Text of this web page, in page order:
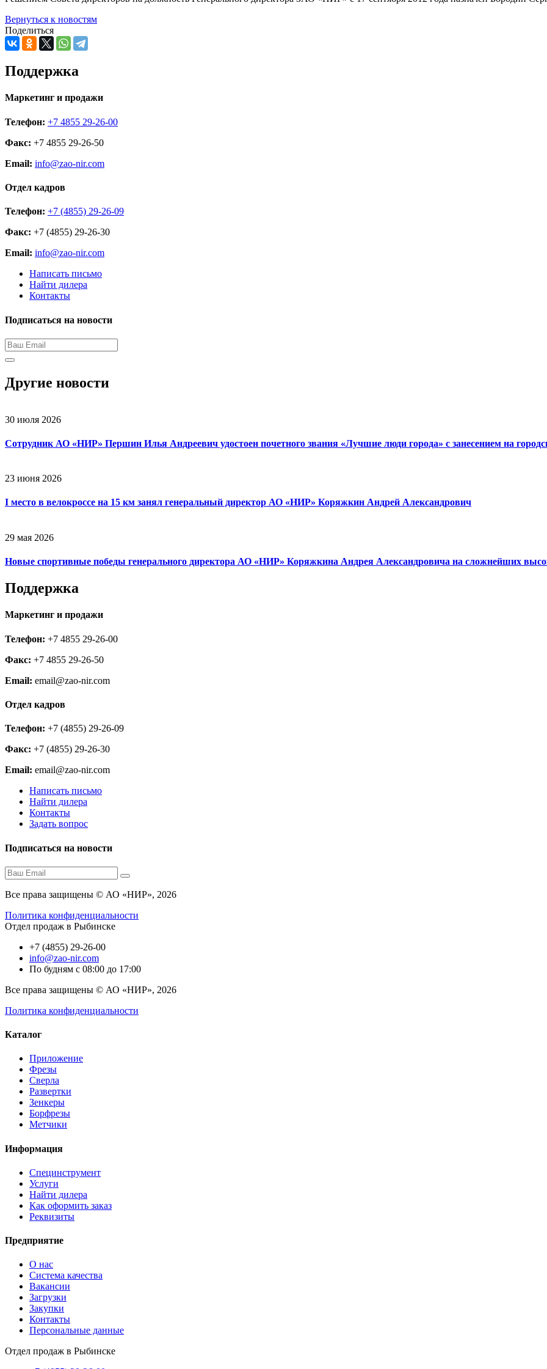
Вернуться к новостям
Поделиться
Поддержка
Маркетинг и продажи
Телефон: +7 4855 29-26-00
Факс: +7 4855 29-26-50
Email: info@zao-nir.com
Отдел кадров
Телефон: +7 (4855) 29-26-09
Факс: +7 (4855) 29-26-30
Email: info@zao-nir.com
Написать письмо
Найти дилера
Контакты
Подписаться на новости
Другие новости
30 июля 2026
Сотрудник АО «НИР» Першин Илья Андреевич удостоен почетного звания «Лучшие люди города» с занесением на
23 июня 2026
I место в велокроссе на 15 км занял генеральный директор АО «НИР» Коряжкин Андрей Александрович
29 мая 2026
Новые спортивные победы генерального директора АО «НИР» Коряжкина Андрея Александровича на сложнейших
Поддержка
Маркетинг и продажи
Телефон: +7 4855 29-26-00
Факс: +7 4855 29-26-50
Email: email@zao-nir.com
Отдел кадров
Телефон: +7 (4855) 29-26-09
Факс: +7 (4855) 29-26-30
Email: email@zao-nir.com
Написать письмо
Найти дилера
Контакты
Задать вопрос
Подписаться на новости
Все права защищены © АО «НИР», 2026
Политика конфиденциальности
Отдел продаж в Рыбинске
+7 (4855) 29-26-00
info@zao-nir.com
По будням с 08:00 до 17:00
Все права защищены © АО «НИР», 2026
Политика конфиденциальности
Каталог
Приложение
Фрезы
Сверла
Развертки
Зенкеры
Борфрезы
Метчики
Информация
Специнструмент
Услуги
Найти дилера
Как оформить заказ
Реквизиты
Предприятие
О нас
Система качества
Вакансии
Загрузки
Закупки
Контакты
Персональные данные
Отдел продаж в Рыбинске